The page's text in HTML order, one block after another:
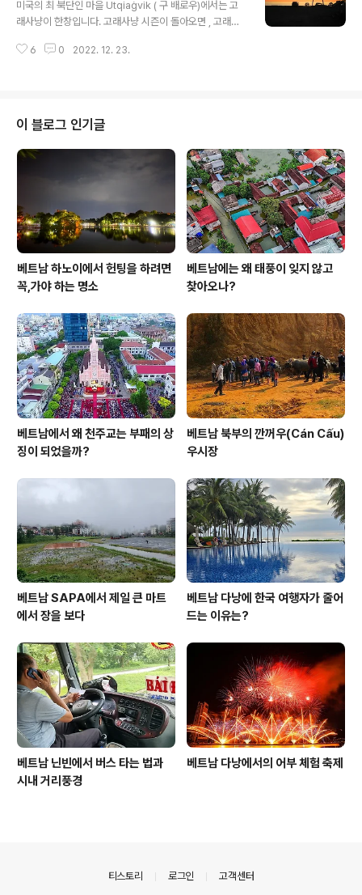
집이 되는 장인어른에게 사슴을 가져다 바치며 내 사냥 실
을 합니다. 그러면 장인 될 사람은 그걸 보고 결혼 승낙 유
미국의 최 북단인 마을 Utqiaġvik ( 구 배로우)에서는 고
래사냥이 한창입니다. 고래사냥 시즌이 돌아오면 , 고래축
게도 공평하게 고래고기를 잘라 나누어줍니다. 겨울에 사
지었는데, 얼마 전에 원주민 지명으로 개명을 했습니다. 오
늘은 북극 에스키모 마을의 고래 사냥과 다양한 음식들을
소개하도록 하겠습니다. 고래뼈로 아치를 세워놓아 이곳
북극마을의 핫플이 된 곳이기도 합니다. 해 뜨는 모습이 북
극바다와 잘 어울리는 듯합니다. 이번에는 해가지는 모습
입니다. 북극의 해가 지는 모습과 북..
6 0 2022. 12. 23.
이 블로그 인기글
베트남 하노이에서 헌팅을 하려면
꼭,가야 하는 명소
베트남에는 왜 태풍이 잊지 않고
찾아오나?
베트남에서 왜 천주교는 부패의 상
징이 되었을까?
베트남 북부의 깐꺼우(Cán Cấu)
우시장
베트남 SAPA에서 제일 큰 마트
에서 장을 보다
베트남 다낭에 한국 여행자가 줄어
드는 이유는?
베트남 닌빈에서 버스 타는 법과
시내 거리풍경
베트남 다낭에서의 어부 체험 축제
티스토리 로그인 고객센터